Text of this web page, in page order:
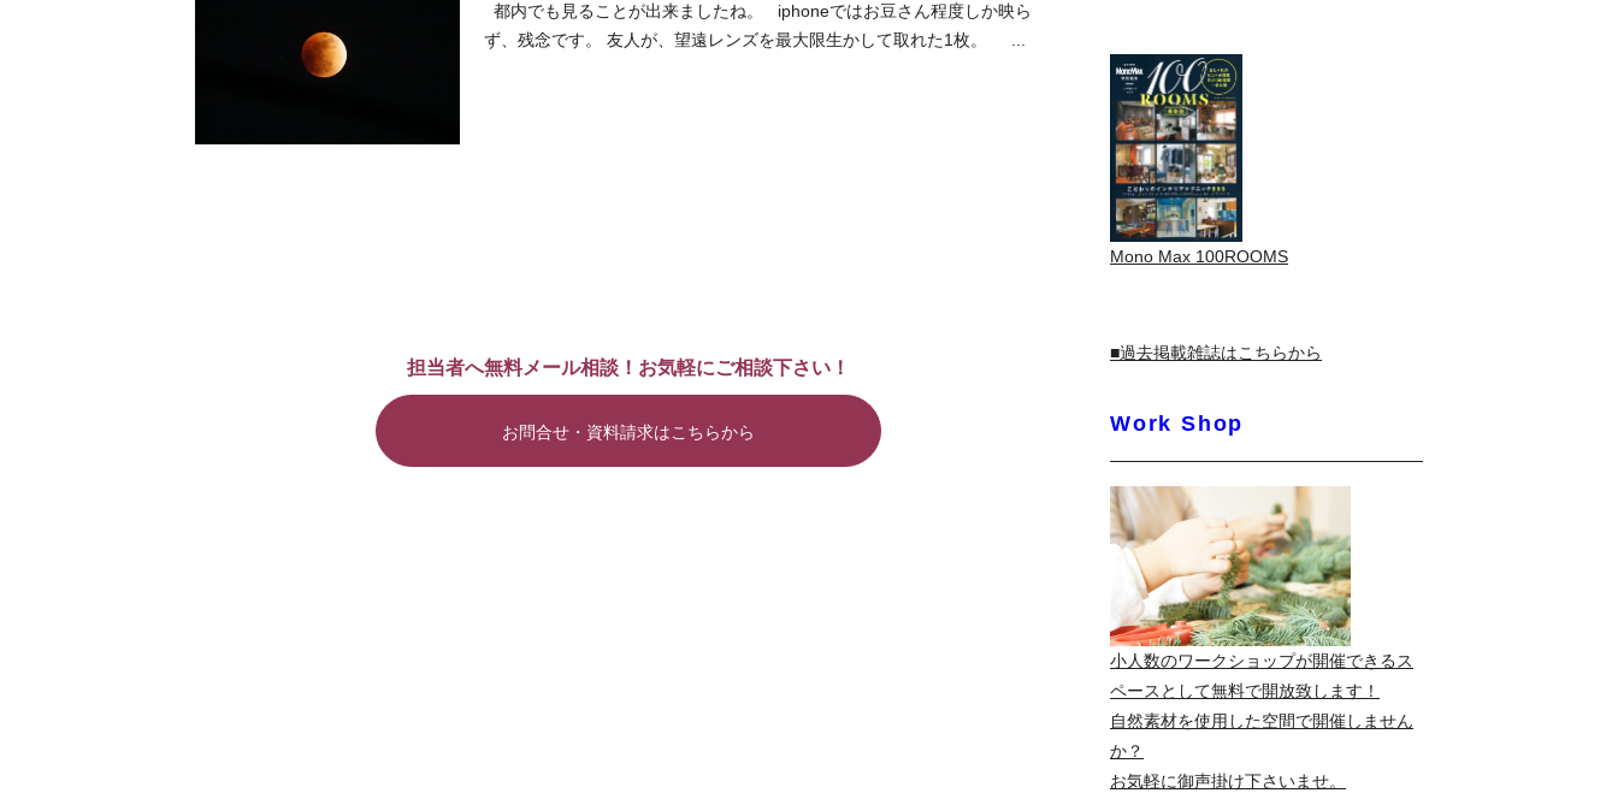
都内でも見ることが出来ましたね。 iphoneではお豆さん程度しか映ら
ず、残念です。 友人が、望遠レンズを最大限生かして取れた1枚。 ...
担当者へ無料メール相談！お気軽にご相談下さい！
お問合せ・資料請求はこちらから
Mono Max 100ROOMS
■過去掲載雑誌はこちらから
Work Shop
小人数のワークショップが開催できるス
ペースとして無料で開放致します！
自然素材を使用した空間で開催しません
か？
お気軽に御声掛け下さいませ。